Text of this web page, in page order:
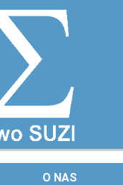
O NAS